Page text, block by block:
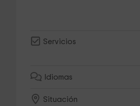
Servicios
Idiomas
Situación